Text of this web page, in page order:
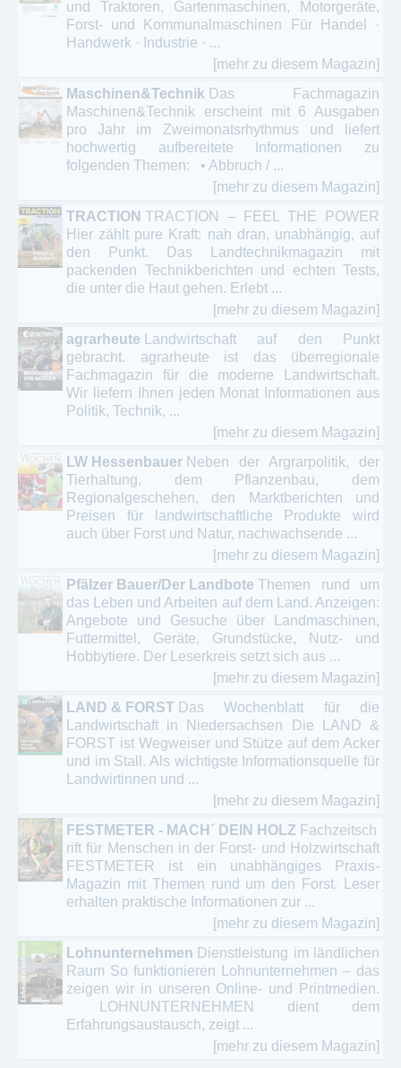
und Traktoren, Gartenmaschinen, Motorgeräte,
Forst- und Kommunalmaschinen Für Handel ·
Handwerk · Industrie · ...
[mehr zu diesem Magazin]
Maschinen&Technik Das Fachmagazin
Maschinen&Technik erscheint mit 6 Ausgaben
pro Jahr im Zweimonatsrhythmus und liefert
hochwertig aufbereitete Informationen zu
folgenden Themen: • Abbruch / ...
[mehr zu diesem Magazin]
TRACTION TRACTION – FEEL THE POWER
Hier zählt pure Kraft: nah dran, unabhängig, auf
den Punkt. Das Landtechnikmagazin mit
packenden Technikberichten und echten Tests,
die unter die Haut gehen. Erlebt ...
[mehr zu diesem Magazin]
agrarheute
Landwirtschaft auf den Punkt
gebracht. agrarheute ist das überregionale
Fachmagazin für die moderne Landwirtschaft.
Wir liefern Ihnen jeden Monat Informationen aus
Politik, Technik, ...
[mehr zu diesem Magazin]
LW Hessenbauer Neben der Argrarpolitik, der
Tierhaltung, dem Pflanzenbau, dem
Regionalgeschehen, den Marktberichten und
Preisen für landwirtschaftliche Produkte wird
auch über Forst und Natur, nachwachsende ...
[mehr zu diesem Magazin]
Pfälzer Bauer/Der Landbote Themen rund um
das Leben und Arbeiten auf dem Land. Anzeigen:
Angebote und Gesuche über Landmaschinen,
Futtermittel, Geräte, Grundstücke, Nutz- und
Hobbytiere. Der Leserkreis setzt sich aus ...
[mehr zu diesem Magazin]
LAND & FORST Das Wochenblatt für die
Landwirtschaft in Niedersachsen Die LAND &
FORST ist Wegweiser und Stütze auf dem Acker
und im Stall. Als wichtigste Informationsquelle für
Landwirtinnen und ...
[mehr zu diesem Magazin]
FESTMETER - MACH´ DEIN HOLZ Fachzeitsch
rift für Menschen in der Forst- und Holzwirtschaft
FESTMETER ist ein unabhängiges Praxis-
Magazin mit Themen rund um den Forst. Leser
erhalten praktische Informationen zur ...
[mehr zu diesem Magazin]
Lohnunternehmen Dienstleistung im ländlichen
Raum So funktionieren Lohnunternehmen – das
zeigen wir in unseren Online- und Printmedien.
LOHNUNTERNEHMEN dient dem
Erfahrungsaustausch, zeigt ...
[mehr zu diesem Magazin]